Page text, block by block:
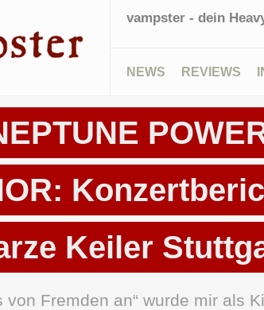
vampster - dein
NEWS REVIEWS
Keiler
von Fremden an“ wurde mir als